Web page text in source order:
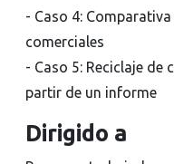
- Caso 4:
comerciales
- Caso 5: Reciclaje de
partir de un informe
Dirigido a